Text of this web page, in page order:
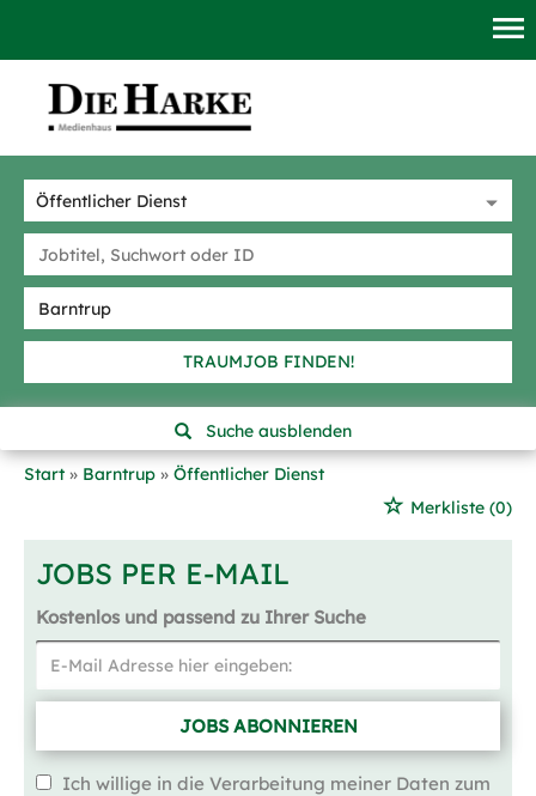
TRAUMJOB FINDEN!
Suche ausblenden
Start
Barntrup
Öffentlicher Dienst
Merkliste (0)
JOBS PER E-MAIL
Kostenlos und passend zu Ihrer Suche
JOBS ABONNIEREN
Ich willige in die Verarbeitung meiner Daten zum